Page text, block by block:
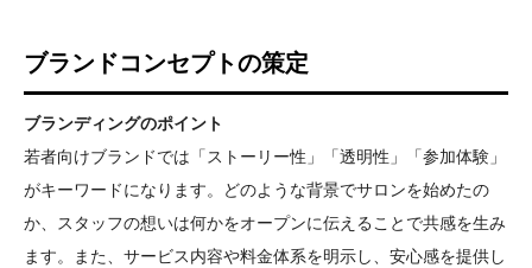
ブランドコンセプトの策定
ブランディングのポイント
若者向けブランドでは「ストーリー性」「透明性」「参加体験」
がキーワードになります。どのような背景でサロンを始めたの
か、スタッフの想いは何かをオープンに伝えることで共感を生み
ます。また、サービス内容や料金体系を明示し、安心感を提供し